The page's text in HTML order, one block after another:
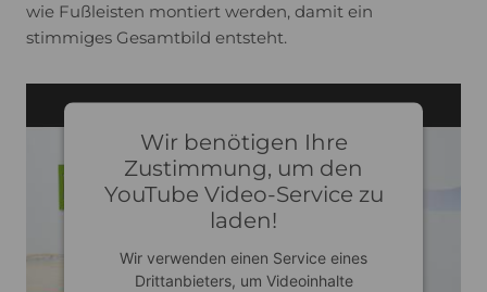
wie Fußleisten montiert werden, damit ein
stimmiges Gesamtbild entsteht.
Wir benötigen Ihre
Zustimmung, um den
YouTube Video-Service zu
laden!
Wir verwenden einen Service eines
Drittanbieters, um Videoinhalte